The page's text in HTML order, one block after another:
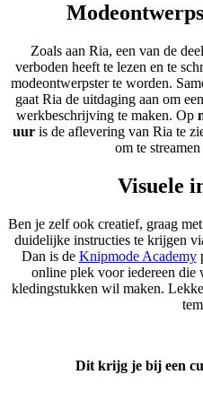
Zoals aan Ria, een van de
verboden heeft te lezen en te
modeontwerpster te worden.
gaat Ria de uitdaging aan om
werkbeschrijving te maken. Op
uur is de aflevering van Ria te
om te
Visuele
Ben je zelf ook creatief, graag
duidelijke instructies te krijgen
Dan is de Knipmode Academy
online plek voor iedereen die
kledingstukken wil maken.
Dit krijg je bij een